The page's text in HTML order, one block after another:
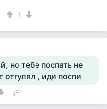
1
но тебе поспать не
отгулял , иди поспи